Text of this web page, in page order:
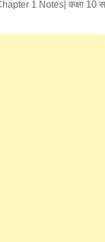
1 Notes| कक्षा 10